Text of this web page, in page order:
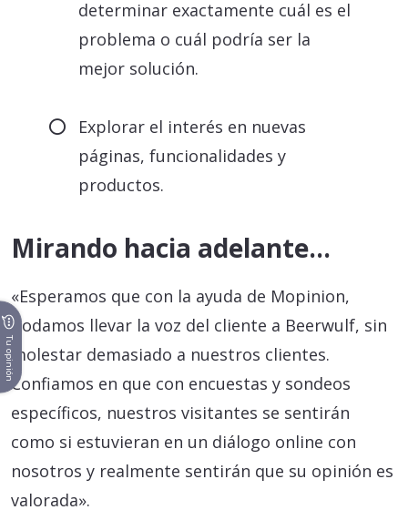
determinar exactamente cuál es el
problema o cuál podría ser la
mejor solución.
Explorar el interés en nuevas
páginas, funcionalidades y
productos.
Mirando hacia adelante…
«Esperamos que con la ayuda de Mopinion,
podamos llevar la voz del cliente a Beerwulf, sin
molestar demasiado a nuestros clientes.
Confiamos en que con encuestas y sondeos
específicos, nuestros visitantes se sentirán
como si estuvieran en un diálogo online con
nosotros y realmente sentirán que su opinión es
valorada».
Tu opinión